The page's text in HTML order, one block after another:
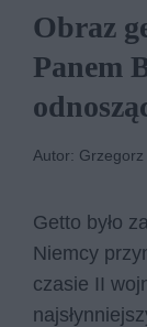
Obraz
Panem
Autor:
Getto było
Niemcy
czasie II